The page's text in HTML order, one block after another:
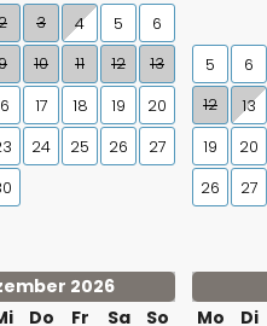
3 4 5
6
10 11 12 13
17 18 19
20
24 25 26
27
5
6
12
13
19
20
26
27
2026
Do Fr Sa So
Mo
Di